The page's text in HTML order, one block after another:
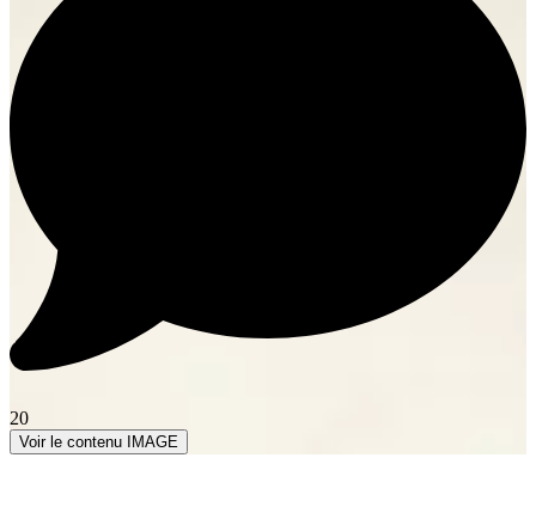
20
Voir le contenu IMAGE